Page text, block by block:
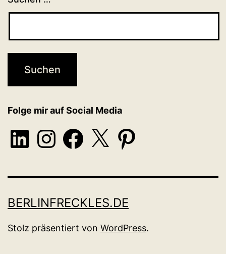
Folge mir auf Social Media
LinkedInInstagramFacebook
X Pinterest
BERLINFRECKLES.DE
Stolz präsentiert von WordPress.